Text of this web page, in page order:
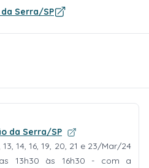
Serra/SP
da Serra/SP
14, 16, 19, 20, 21 e 23/Mar/24
13h30 às 16h30 - com a